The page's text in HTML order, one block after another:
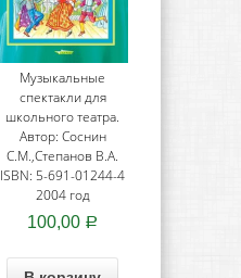
Музыкальные
спектакли для
школьного театра.
Автор: Соснин
С.М.,Степанов В.А.
ISBN: 5-691-01244-4
2004 год
100,00 Р